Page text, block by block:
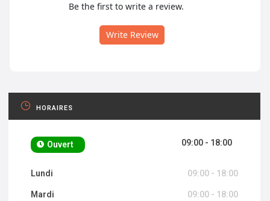
Be the first to write a review.
Write Review
HORAIRES
Ouvert 09:00 - 18:00
Lundi 09:00 - 18:00
Mardi 09:00 - 18:00